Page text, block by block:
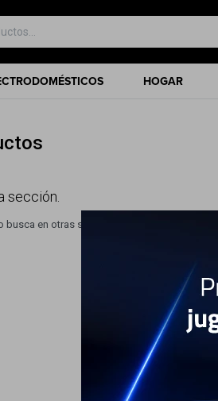
HOGAR
sección.
en otras secciones de nuestro catálogo.